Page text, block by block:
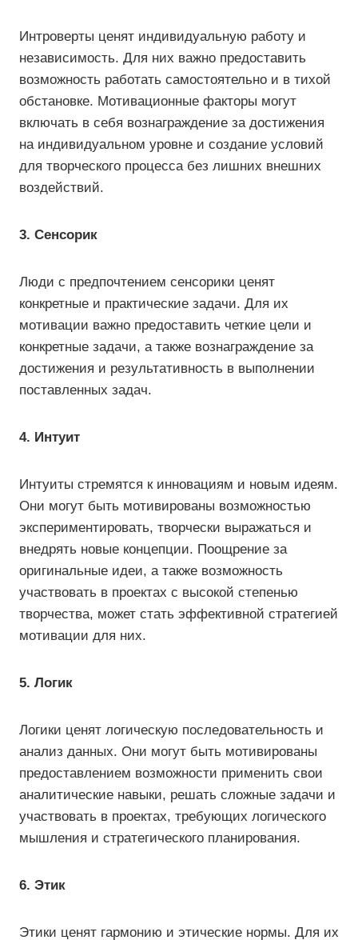
Интроверты ценят индивидуальную работу и
независимость. Для них важно предоставить
возможность работать самостоятельно и в тихой
обстановке. Мотивационные факторы могут
включать в себя вознаграждение за достижения
на индивидуальном уровне и создание условий
для творческого процесса без лишних внешних
воздействий.
3. Сенсорик
Люди с предпочтением сенсорики ценят
конкретные и практические задачи. Для их
мотивации важно предоставить четкие цели и
конкретные задачи, а также вознаграждение за
достижения и результативность в выполнении
поставленных задач.
4. Интуит
Интуиты стремятся к инновациям и новым идеям.
Они могут быть мотивированы возможностью
экспериментировать, творчески выражаться и
внедрять новые концепции. Поощрение за
оригинальные идеи, а также возможность
участвовать в проектах с высокой степенью
творчества, может стать эффективной стратегией
мотивации для них.
5. Логик
Логики ценят логическую последовательность и
анализ данных. Они могут быть мотивированы
предоставлением возможности применить свои
аналитические навыки, решать сложные задачи и
участвовать в проектах, требующих логического
мышления и стратегического планирования.
6. Этик
Этики ценят гармонию и этические нормы. Для их